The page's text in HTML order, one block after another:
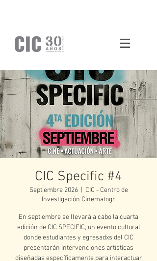
CIC Specific #4
Septiembre 2026
  |
CIC - Centro de
Investigación Cinematogr
En septiembre se llevará a cabo la cuarta
edición de CIC SPECIFIC, un evento cultural
donde estudiantes y egresadxs del CIC
presentarán intervenciones artísticas
diseñadas específicamente para interactuar